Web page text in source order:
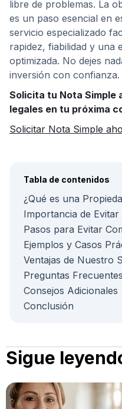
libre de problemas. La
es un paso esencial en
servicio especializado
rapidez, fiabilidad y una
optimizada. No dejes
inversión con confianza.
Solicita tu Nota Simple
legales en tu próxima
Solicitar Nota Simple
Tabla de contenidos
¿Qué es una
Importancia de
Pasos para Evitar
Ejemplos y Casos
Ventajas de Nuestro
Preguntas Frecuentes
Consejos Adicionales
Conclusión
Sigue